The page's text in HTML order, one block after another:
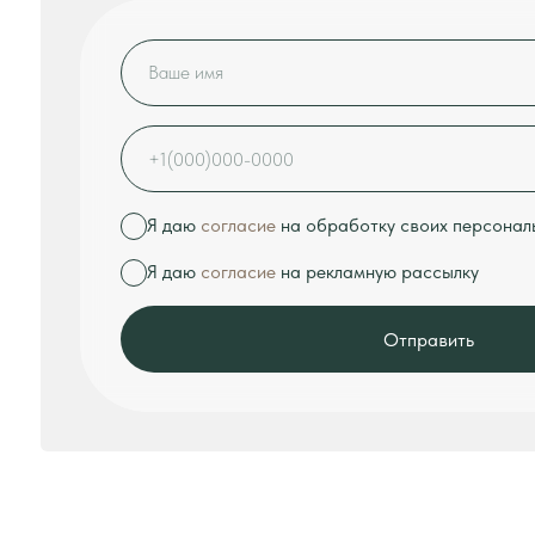
ПОЧЕМУ ВЫБИРАЮТ
Лучше всего о нас расскажут отзывы наших клиентов